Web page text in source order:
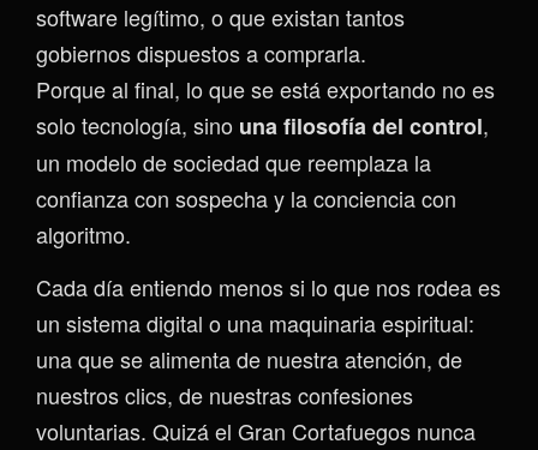
software legítimo, o que existan tantos
gobiernos dispuestos a comprarla.
Porque al final, lo que se está exportando no es
solo tecnología, sino una filosofía del control,
un modelo de sociedad que reemplaza la
confianza con sospecha y la conciencia con
algoritmo.
Cada día entiendo menos si lo que nos rodea es
un sistema digital o una maquinaria espiritual:
una que se alimenta de nuestra atención, de
nuestros clics, de nuestras confesiones
voluntarias. Quizá el Gran Cortafuegos nunca